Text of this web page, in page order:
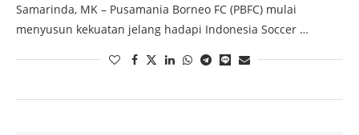
Samarinda, MK – Pusamania Borneo FC (PBFC) mulai
menyusun kekuatan jelang hadapi Indonesia Soccer …